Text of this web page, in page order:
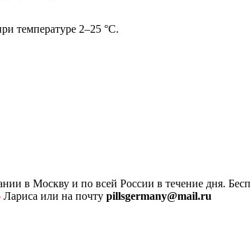
температуре 2–25 °C.
в Москву и по всей России в течение дня.
Лариса или на почту pillsgermany@mail.ru